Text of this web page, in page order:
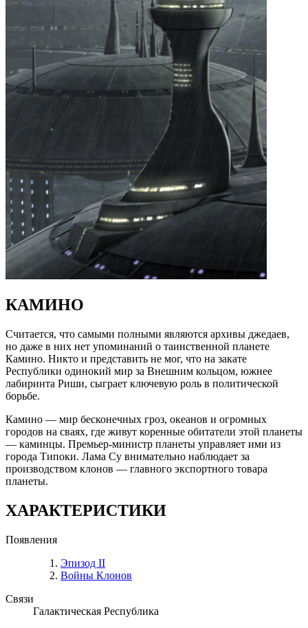
КАМИНО
Считается, что самыми полными являются архивы джедаев,
но даже в них нет упоминаний о таинственной планете
Камино. Никто и представить не мог, что на закате
Республики одинокий мир за Внешним кольцом, южнее
лабиринта Риши, сыграет ключевую роль в политической
борьбе.
Камино — мир бесконечных гроз, океанов и огромных
городов на сваях, где живут коренные обитатели этой планеты
— каминцы. Премьер-министр планеты управляет ими из
города Типоки. Лама Су внимательно наблюдает за
производством клонов — главного экспортного товара
планеты.
ХАРАКТЕРИСТИКИ
Появления
Эпизод II
Войны Клонов
Связи
Галактическая Республика